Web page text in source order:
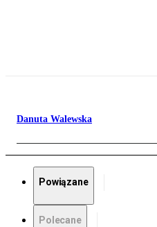
Danuta Walewska
Powiązane
Polecane